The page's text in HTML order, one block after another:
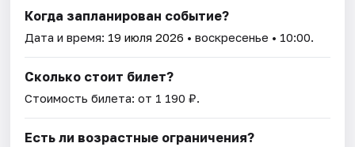
Когда запланирован событие?
Дата и время: 19 июля 2026 • воскресенье • 10:00.
Сколько стоит билет?
Стоимость билета: от 1 190 ₽.
Есть ли возрастные ограничения?